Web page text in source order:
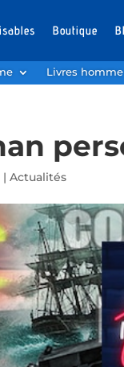
Boutique
Livres homme
|Actualités